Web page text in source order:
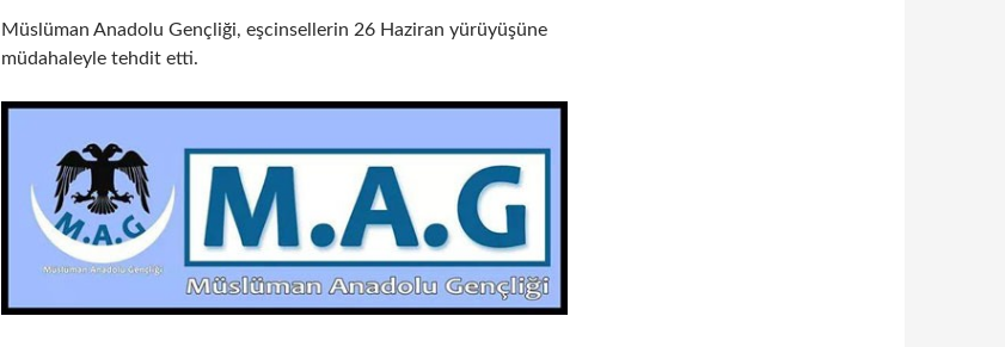
Müslüman Anadolu Gençliği, eşcinsellerin 26 Haziran yürüyüşüne
müdahaleyle tehdit etti.